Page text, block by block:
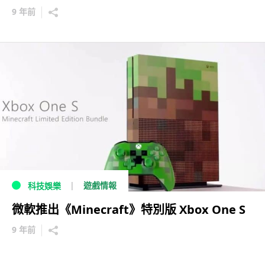
9 年前
科技娛樂 遊戲情報
微軟推出《Minecraft》特別版 Xbox One S
9 年前